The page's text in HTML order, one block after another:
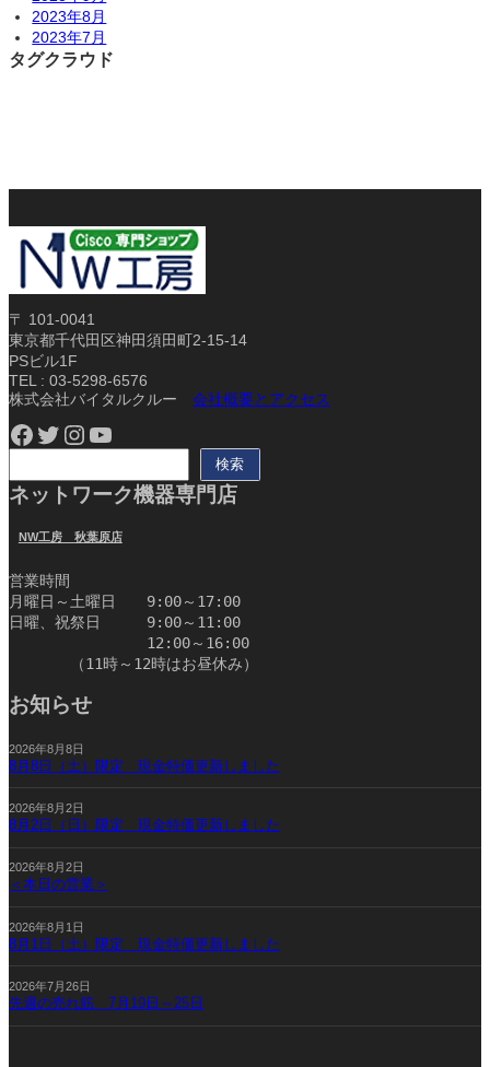
2023年8月
2023年7月
タグクラウド
〒 101-0041
東京都千代田区神田須田町2-15-14
PSビル1F
TEL : 03-5298-6576
株式会社バイタルクルー 会社概要とアクセス
Facebook Twitter Instagram YouTube
索
検索
ネットワーク機器専門店
NW工房 秋葉原店
営業時間
月曜日～土曜日　　9:00～17:00
日曜、祝祭日　　　9:00～11:00
12:00～16:00
（11時～12時はお昼休み）
お知らせ
2026年8月8日
8月8日（土）限定 現金特価更新しました
2026年8月2日
8月2日（日）限定 現金特価更新しました
2026年8月2日
＜本日の営業＞
2026年8月1日
8月1日（土）限定 現金特価更新しました
2026年7月26日
先週の売れ筋 7月19日～25日